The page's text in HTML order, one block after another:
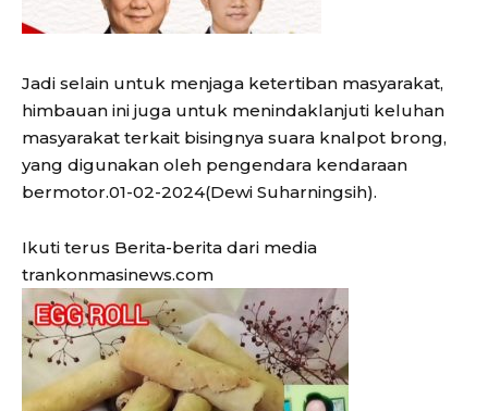
Jadi selain untuk menjaga ketertiban masyarakat,
himbauan ini juga untuk menindaklanjuti keluhan
masyarakat terkait bisingnya suara knalpot brong,
yang digunakan oleh pengendara kendaraan
bermotor.01-02-2024(Dewi Suharningsih).
Ikuti terus Berita-berita dari media
trankonmasinews.com